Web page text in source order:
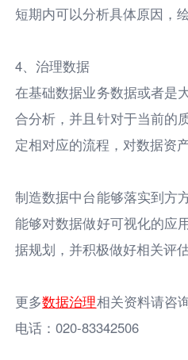
短期内可以分析具体原因，
4、治理数据
在基础数据业务数据或者是
合分析，并且针对于当前的
定相对应的流程，对数据资
制造数据中台能够落实到方
能够对数据做好可视化的应
据规划，并积极做好相关评估
更多数据治理相关资料请咨
电话：020-83342506